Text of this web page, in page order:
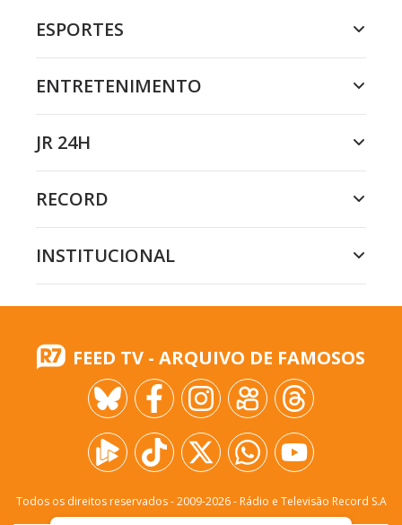
ESPORTES
ENTRETENIMENTO
JR 24H
RECORD
INSTITUCIONAL
FEED TV - ARQUIVO DE FAMOSOS
Todos os direitos reservados - 2009-2026- Rádio e Televisão Record S.A